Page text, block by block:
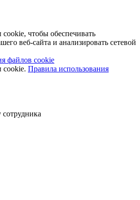
чтобы обеспечивать
веб-сайта и анализировать сетевой
файлов cookie
Правила использования